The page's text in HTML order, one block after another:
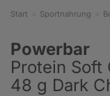
Start Sportnahrung
Powerbar
Protein Soft
48 g Dark